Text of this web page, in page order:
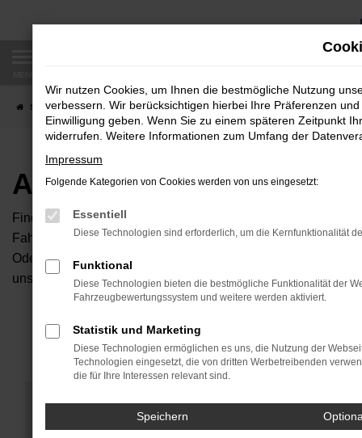
Zum
Startseite Fahrzeugangebote Autobörse
Autobörse
Finden Sie Ihren neuen Traumwagen bei uns. Dafür haben
Fahrzeuge an, die bei uns auf dem Hof stehen. Dann
Oder Sie klicken auf den Button Autobörse und Sie haben
unserem Händlernetzwerk. Diese Fahrzeuge können wir
Fehler: Network Error
Beim Laden ist ein Fehler aufgetreten.
Wir nutzen Cookies, um Ihnen die bestmögliche Nutzung
verbessern. Wir berücksichtigen hierbei Ihre Präferenzen
Einwilligung geben. Wenn Sie zu einem späteren Zeitpunkt
widerrufen. Weitere Informationen zum Umfang der
Impressum
Folgende Kategorien von Cookies werden von uns eingesetzt:
Essentiell
Diese Technologien sind erforderlich, um die Kernfunktionalität
Funktional
Diese Technologien bieten die bestmögliche Funktionalität der
Fahrzeugbewertungssystem und weitere werden aktiviert.
Statistik und Marketing
Diese Technologien ermöglichen es uns, die Nutzung der
Technologien eingesetzt, die von dritten Werbetreibenden
die für Ihre Interessen relevant sind.
Speichern